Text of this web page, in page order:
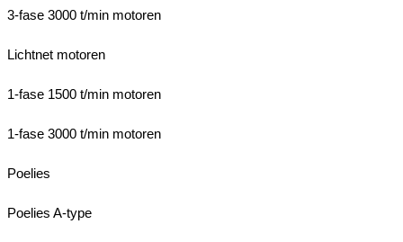
3-fase 3000 t/min motoren
Lichtnet motoren
1-fase 1500 t/min motoren
1-fase 3000 t/min motoren
Poelies
Poelies A-type